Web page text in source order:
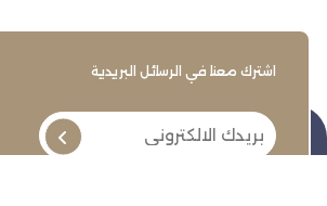
اشترك معنا في الرسائل البريدية